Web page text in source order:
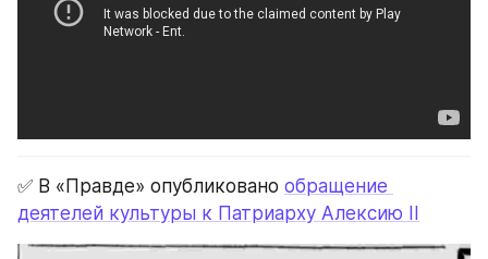
✅ В «Правде» опубликовано обращение
деятелей культуры к Патриарху Алексию II